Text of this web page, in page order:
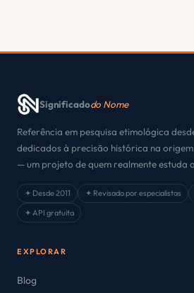
Significadodo Nome
Referência em pesquisa etimológica
dedicados à precisão histórica na
— um projeto de quem realmente estuda
✦ Desde 2011 ✦ Revisado por especialistas
✦ API gratuita
EXPLORAR
Blog